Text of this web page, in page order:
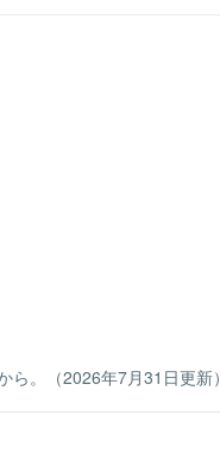
。（2026年7月31日更新）